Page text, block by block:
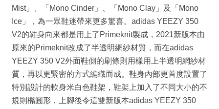
Mist」、「Mono Cinder」、「Mono Clay」及「Mono
Ice」，為一眾鞋迷帶來更多驚喜。adidas YEEZY 350
V2的鞋身向來都是用上了Primeknit製成，2021新版本由
原來的Primeknit改成了半透明網紗材質，而在adidas
YEEZY 350 V2外面鞋側的刷條則用樣用上半透明網紗材
質，再以更緊密的方式編織而成。鞋身內部更首度設置了
特別設計的軟身米白色鞋架，鞋架上加入了不同大小的不
規則橢圓形，上腳後令這雙新版本adidas YEEZY 350